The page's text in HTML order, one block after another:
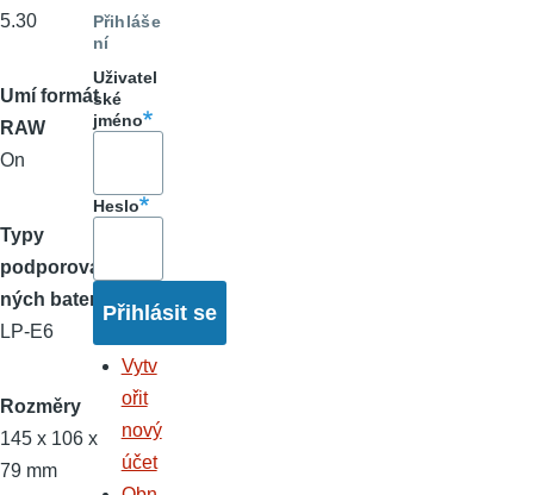
5.30
Umí formát
RAW
On
Typy
podporova
ných baterií
LP-E6
Rozměry
145 x 106 x
79 mm
Přihláše
ní
Uživatel
ské
jméno
Heslo
Vytv
ořit
nový
účet